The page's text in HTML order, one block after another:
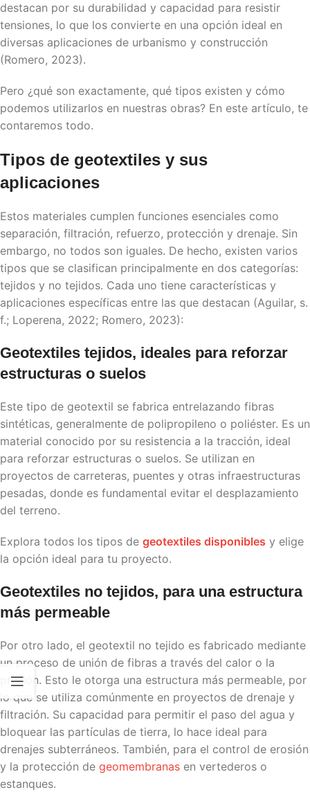
destacan por su durabilidad y capacidad para resistir
tensiones, lo que los convierte en una opción ideal en
diversas aplicaciones de urbanismo y construcción
(Romero, 2023).
Pero ¿qué son exactamente, qué tipos existen y cómo
podemos utilizarlos en nuestras obras? En este artículo, te
contaremos todo.
Tipos de geotextiles y sus
aplicaciones
Estos materiales cumplen funciones esenciales como
separación, filtración, refuerzo, protección y drenaje. Sin
embargo, no todos son iguales. De hecho, existen varios
tipos que se clasifican principalmente en dos categorías:
tejidos y no tejidos. Cada uno tiene características y
aplicaciones específicas entre las que destacan (Aguilar, s.
f.; Loperena, 2022; Romero, 2023):
Geotextiles tejidos, ideales para reforzar
estructuras o suelos
Este tipo de geotextil se fabrica entrelazando fibras
sintéticas, generalmente de polipropileno o poliéster. Es un
material conocido por su resistencia a la tracción, ideal
para reforzar estructuras o suelos. Se utilizan en
proyectos de carreteras, puentes y otras infraestructuras
pesadas, donde es fundamental evitar el desplazamiento
del terreno.
Explora todos los tipos de geotextiles disponibles y elige
la opción ideal para tu proyecto.
Geotextiles no tejidos, para una estructura
más permeable
Por otro lado, el geotextil no tejido es fabricado mediante
un proceso de unión de fibras a través del calor o la
presión. Esto le otorga una estructura más permeable, por
lo que se utiliza comúnmente en proyectos de drenaje y
filtración. Su capacidad para permitir el paso del agua y
bloquear las partículas de tierra, lo hace ideal para
drenajes subterráneos. También, para el control de erosión
y la protección de geomembranas en vertederos o
estanques.